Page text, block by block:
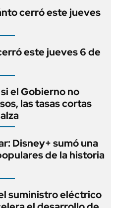
cerró este jueves
este jueves 6 de
el Gobierno no
las tasas cortas
Disney+ sumó una
de la historia
suministro eléctrico